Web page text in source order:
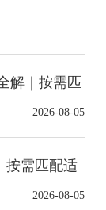
解｜按需匹
2026-08-05
按需匹配适
2026-08-05